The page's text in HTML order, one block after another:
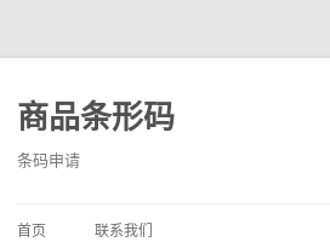
商品条形码
条码申请
首页 联系我们